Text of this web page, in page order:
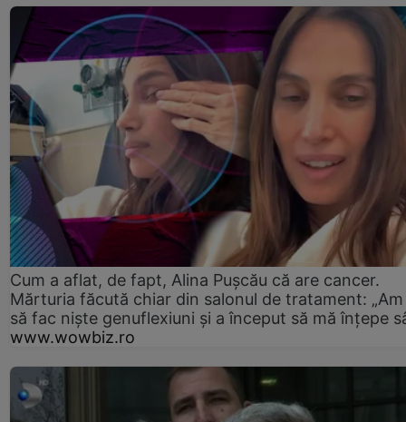
Cum a aflat, de fapt, Alina Pușcău că are cancer.
Mărturia făcută chiar din salonul de tratament:
să fac niște genuflexiuni și a început să mă înțepe
www.wowbiz.ro